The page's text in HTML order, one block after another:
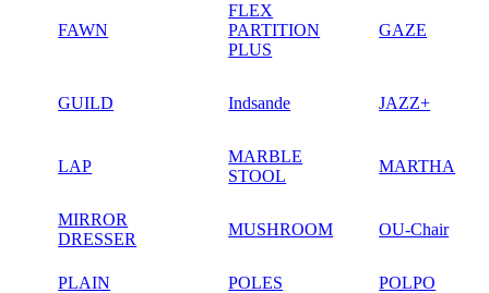
FAWN
FLEX
PARTITION
PLUS
GAZE
GUILD Indsande JAZZ+
LAP
MARBLE
STOOL
MARTHA
MIRROR
DRESSER
MUSHROOM OU-Chair
PLAIN POLES POLPO